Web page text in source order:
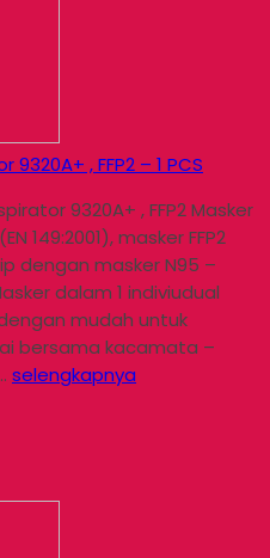
, FFP2 – 1 PCS
9320A+ , FFP2 Masker
149:2001), masker FFP2
dengan masker N95 –
dalam 1 indiviudual
mudah untuk
bersama kacamata –
selengkapnya